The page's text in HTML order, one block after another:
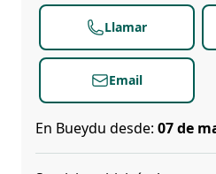
Llamar
Email
En Bueydu desde: 07 de